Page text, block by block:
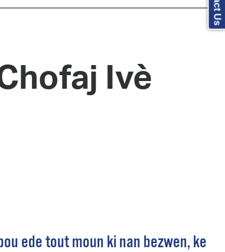
List
Portal
Ivè
ede tout moun ki nan bezwen, ke